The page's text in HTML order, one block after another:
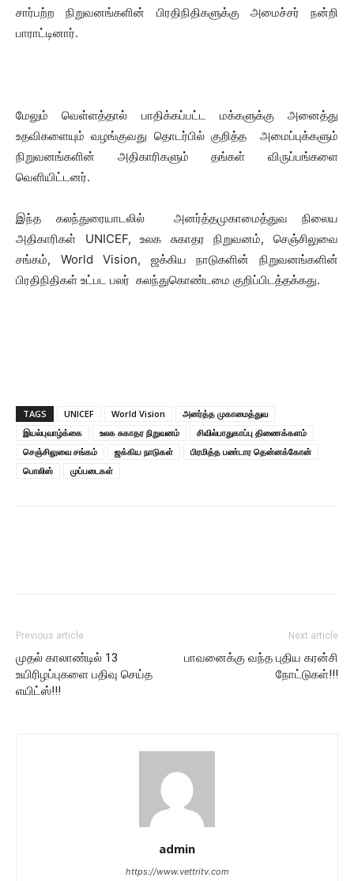
சார்பற்ற நிறுவனங்களின் பிரதிநிதிகளுக்கு அமைச்சர் நன்றி
பாராட்டினார்.
மேலும் வெள்ளத்தால் பாதிக்கப்பட்ட மக்களுக்கு அனைத்து
உதவிகளையும் வழங்குவது தொடர்பில் குறித்த அமைப்புக்களும்
நிறுவனங்களின் அதிகாரிகளும் தங்கள் விருப்பங்களை
வெளியிட்டனர்.
இந்த கலந்துரையாடலில் அனர்த்தமுகாமைத்துவ நிலைய
அதிகாரிகள் UNICEF, உலக சுகாதர நிறுவனம், செஞ்சிலுவை
சங்கம், World Vision, ஜக்கிய நாடுகளின் நிறுவனங்களின்
பிரதிநிதிகள் உட்பட பலர் கலந்துகொண்டமை குறிப்பிடத்தக்கது.
TAGS UNICEF World Vision
அனர்த்த முகாமைத்துவ
இயல்புவாழ்க்கை
உலக சுகாதர நிறுவனம்
சிவில்பாதுகாப்பு திணைக்களம்
செஞ்சிலுவை சங்கம்
ஜக்கிய நாடுகள்
பிரமித்த பண்டார தென்னக்கோன்
பொலிஸ்
முப்படைகள்
Previous article
முதல் காலாண்டில் 13
உயிரிழப்புகளை பதிவு செய்த
எயிட்ஸ்!!!
Next article
பாவனைக்கு வந்த புதிய கரன்சி
நோட்டுகள்!!!
admin
https://www.vettritv.com